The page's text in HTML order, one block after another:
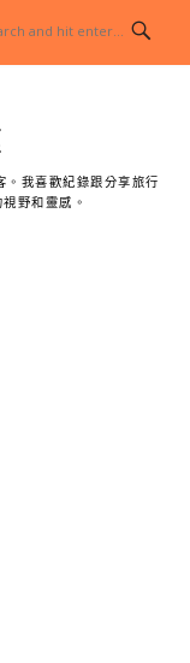
我喜歡紀錄跟分享旅行
野和靈感。